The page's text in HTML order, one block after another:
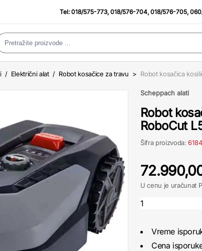
Tel:018/575-773,018/576-704,018/576-705,
/ Električni alat / Robot kosačice za travu > Robot kosačica
Scheppach alati
Robot
RoboCut
Šifra proizvoda:
U cenu je uračunat
Vreme
Cena